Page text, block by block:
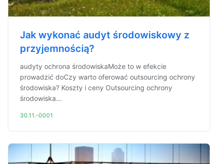
Jak wykonać audyt środowiskowy z
przyjemnością?
audyty ochrona środowiskaMoże to w efekcie
prowadzić doCzy warto oferować outsourcing ochrony
środowiska? Koszty i ceny Outsourcing ochrony
środowiska...
30.11.-0001